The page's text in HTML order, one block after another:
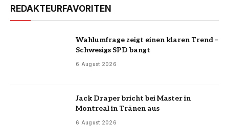
REDAKTEURFAVORITEN
Wahlumfrage zeigt einen klaren Trend –
Schwesigs SPD bangt
6 August 2026
Jack Draper bricht bei Master in
Montreal in Tränen aus
6 August 2026